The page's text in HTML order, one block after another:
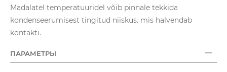
Madalatel temperatuuridel võib pinnale tekkida
kondenseerumisest tingitud niiskus. mis halvendab
kontakti.
ПАРАМЕТРЫ